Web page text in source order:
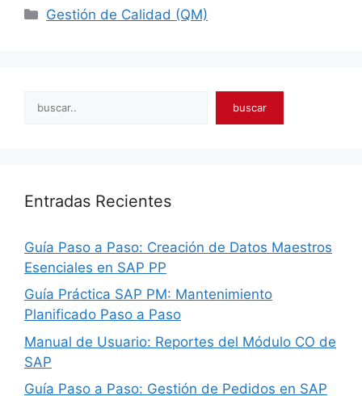
Categories
Gestión de Calidad (QM)
Search buscar
Entradas Recientes
Guía Paso a Paso: Creación de Datos Maestros
Esenciales en SAP PP
Guía Práctica SAP PM: Mantenimiento
Planificado Paso a Paso
Manual de Usuario: Reportes del Módulo CO de
SAP
Guía Paso a Paso: Gestión de Pedidos en SAP